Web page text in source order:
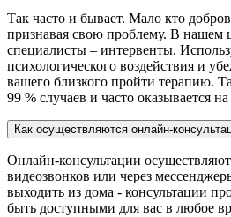
Так часто и бывает. Мало кто
признавая свою проблему. В нашем
специалисты – интервенты.
психологического воздействия и
вашего близкого пройти терапию.
99 % случаев и часто оказывается
Как осуществляются онлайн-
Онлайн-консультации
видеозвонков или через
выходить из дома - консультации
быть доступными для вас в любое